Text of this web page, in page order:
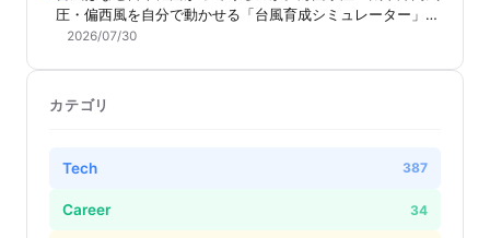
圧・偏西風を自分で動かせる「台風育成シミュレーター」を
作った
2026/07/30
カテゴリ
Tech 387
Career 34